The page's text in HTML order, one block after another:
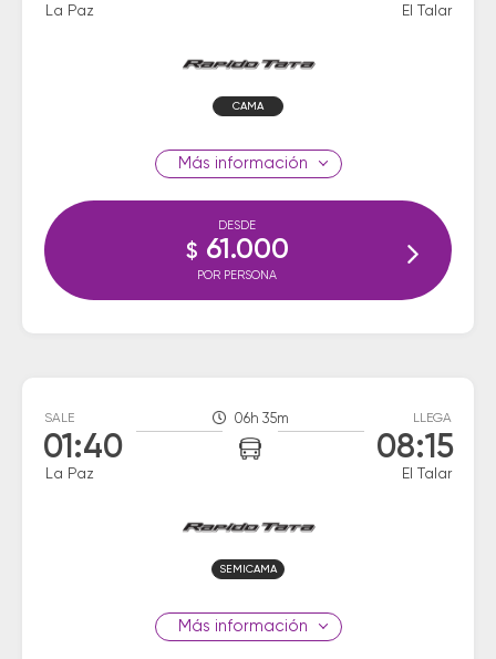
La Paz El Talar
CAMA
información
DESDE
$ 61.000
POR PERSONA
SALE
01:40
La Paz
06h 35m LLEGA
08:15
El Talar
SEMICAMA
información